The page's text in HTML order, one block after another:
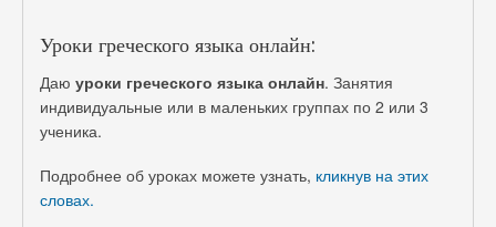
Уроки греческого языка онлайн:
Даю уроки греческого языка онлайн. Занятия
индивидуальные или в маленьких группах по 2 или 3
ученика.
Подробнее об уроках можете узнать, кликнув на этих
словах.